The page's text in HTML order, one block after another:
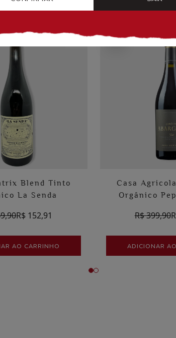
Blend Tinto
La Senda
R$ 152,91
AO CARRINHO
Casa
Orgânico
R$ 399,90
- 10%
ADICIONAR